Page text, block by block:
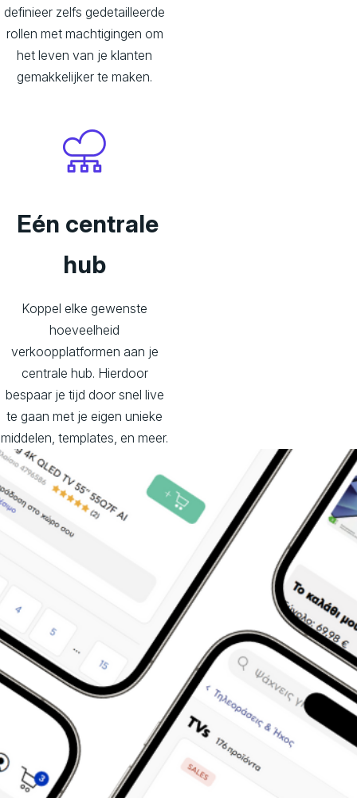
definieer zelfs gedetailleerde
rollen met machtigingen om
het leven van je klanten
gemakkelijker te maken.
Eén centrale
hub
Koppel elke gewenste
hoeveelheid
verkoopplatformen aan je
centrale hub. Hierdoor
bespaar je tijd door snel live
te gaan met je eigen unieke
middelen, templates, en meer.